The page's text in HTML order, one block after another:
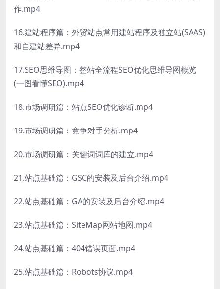
作.mp4
16.建站程序篇：外贸站点常用建站程序及独立站(SAAS)
和自建站差异.mp4
17.SEO思维导图：整站全流程SEO优化思维导图概览
(一图看懂SEO).mp4
18.市场调研篇：站点SEO优化诊断.mp4
19.市场调研篇：竞争对手分析.mp4
20.市场调研篇：关键词词库的建立.mp4
21.站点基础篇：GSC的安装及后台介绍.mp4
22.站点基础篇：GA的安装及后台介绍.mp4
23.站点基础篇：SiteMap网站地图.mp4
24.站点基础篇：404错误页面.mp4
25.站点基础篇：Robots协议.mp4